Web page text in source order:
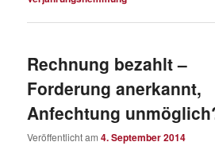
Rechnung bezahlt –
Forderung anerkannt,
Anfechtung
Veröffentlicht am4. September 2014